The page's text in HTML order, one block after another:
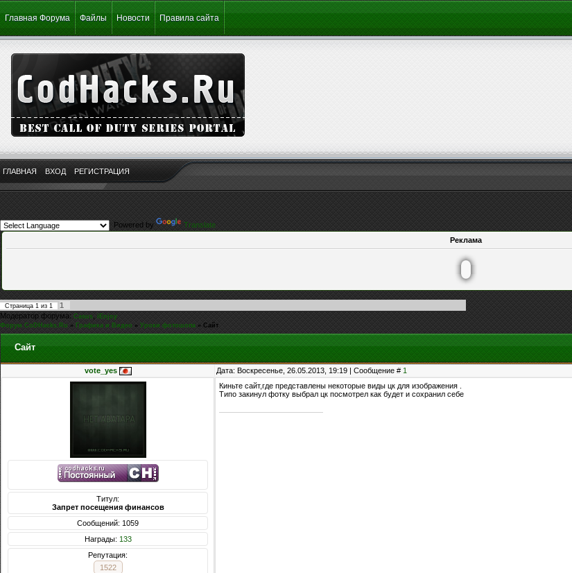
Главная Форума Файлы Новости Правила сайта
ГЛАВНАЯ ВХОД РЕГИСТРАЦИЯ
Powered by
Translate
Реклама
Страница 1 из 1
1
Модератор форума:Casus,iEnjoy
Форум CoDHacks.Ru » Графика и Видео » Уроки фотошопа » Сайт
Сайт
vote_yes Дата: Воскресенье, 26.05.2013, 19:19 | Сообщение # 1
Титул:
Запрет посещения финансов
Сообщений: 1059
Награды: 133
Репутация:
1522
Киньте сайт,где представлены некоторые виды цк для изображения .
Типо закинул фотку выбрал цк посмотрел как будет и сохранил себе